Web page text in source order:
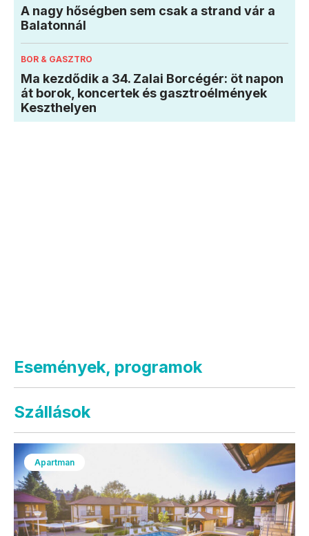
A nagy hőségben sem csak a strand vár a
Balatonnál
BOR & GASZTRO
Ma kezdődik a 34. Zalai Borcégér: öt napon
át borok, koncertek és gasztroélmények
Keszthelyen
Események, programok
Szállások
Apartman